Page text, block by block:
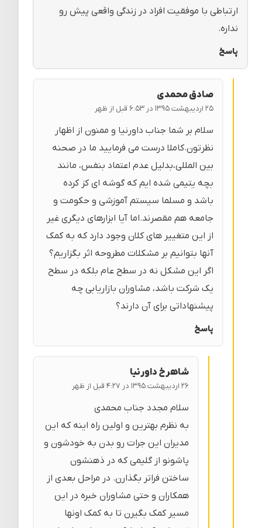
ارتباطی با موفقیت افراد در زندگی واقعی پیش رو
نداره.
پاسخ
صادق محمدی
۲۵ اردیبهشت ۱۳۹۵ در ۶:۵۳ قبل از ظهر
سلام بر شما جناب داورنیا و ممنون از اظهار
نظرتون.کاملا درست می فرمایید ما در صحنه
بین المللی،بدلیل عدم اعتماد بنفس، مانند
بچه یتیمی شده ایم که گوشه ای کز کرده
باشد و مسلما سیستم آموزشی و حکومت و
جامعه هم مقصرند.اما آیا ابزارهای دیگری غیر
از این متغییر های کلان وجود دارد که به کمک
آنها بتوانیم بر مشکلات مطروحه اثر بگزاریم؟
اگر این مشکل نه در سطح عام بلکه در سطح
یک شرکت باشد، مشاوران بازاریابی چه
پیشنهاداتی برای آن دارند؟
پاسخ
شاهرخ داورنیا
۲۶ اردیبهشت ۱۳۹۵ در ۴:۲۷ قبل از ظهر
سلام مجدد جناب محمدی
به نظرم بهترین و اولین راه اینه که این
مدیران این جرات رو بدن به خودشون و
پاشونو از گلیمی که در ذهنشون
ساختن فراتر بگذارن. در مراحل بعدی از
همکاران و حتی مشاوران خبره در این
مسیر کمک بگیرن تا به کمک اونها